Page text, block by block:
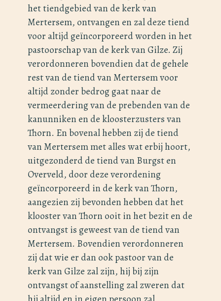
het tiendgebied van de kerk van
Mertersem, ontvangen en zal deze tiend
voor altijd geïncorporeerd worden in het
pastoorschap van de kerk van Gilze. Zij
verordonneren bovendien dat de gehele
rest van de tiend van Mertersem voor
altijd zonder bedrog gaat naar de
vermeerdering van de prebenden van de
kanunniken en de kloosterzusters van
Thorn. En bovenal hebben zij de tiend
van Mertersem met alles wat erbij hoort,
uitgezonderd de tiend van Burgst en
Overveld, door deze verordening
geïncorporeerd in de kerk van Thorn,
aangezien zij bevonden hebben dat het
klooster van Thorn ooit in het bezit en de
ontvangst is geweest van de tiend van
Mertersem. Bovendien verordonneren
zij dat wie er dan ook pastoor van de
kerk van Gilze zal zijn, hij bij zijn
ontvangst of aanstelling zal zweren dat